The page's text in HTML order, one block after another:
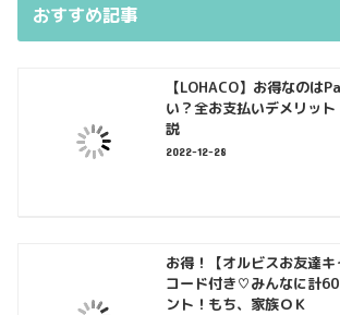
おすすめ記事
【LOHACO】お得なのは
い？全お支払いデメリッ
説
2022-12-28
お得！【オルビスお友達
コード付き♡みんなに計
ント！もち、家族ＯＫ